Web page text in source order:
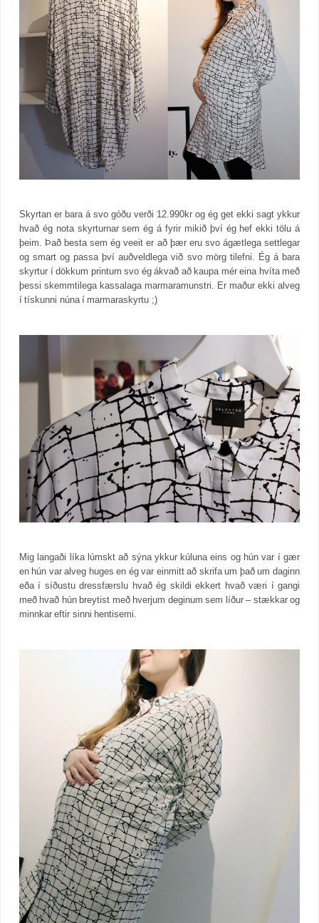
Skyrtan er bara á svo góðu verði 12.990kr og ég get ekki sagt ykkur
hvað ég nota skyrturnar sem ég á fyrir mikið því ég hef ekki tölu á
þeim. Það besta sem ég veeit er að þær eru svo ágætlega settlegar
og smart og passa því auðveldlega við svo mörg tilefni. Ég á bara
skyrtur í dökkum printum svo ég ákvað að kaupa mér eina hvíta með
þessi skemmtilega kassalaga marmaramunstri. Er maður ekki alveg
í tískunni núna í marmaraskyrtu ;)
Mig langaði líka lúmskt að sýna ykkur kúluna eins og hún var í gær
en hún var alveg huges en ég var einmitt að skrifa um það um daginn
eða í síðustu dressfærslu hvað ég skildi ekkert hvað væri í gangi
með hvað hún breytist með hverjum deginum sem líður – stækkar og
minnkar eftir sinni hentisemi.